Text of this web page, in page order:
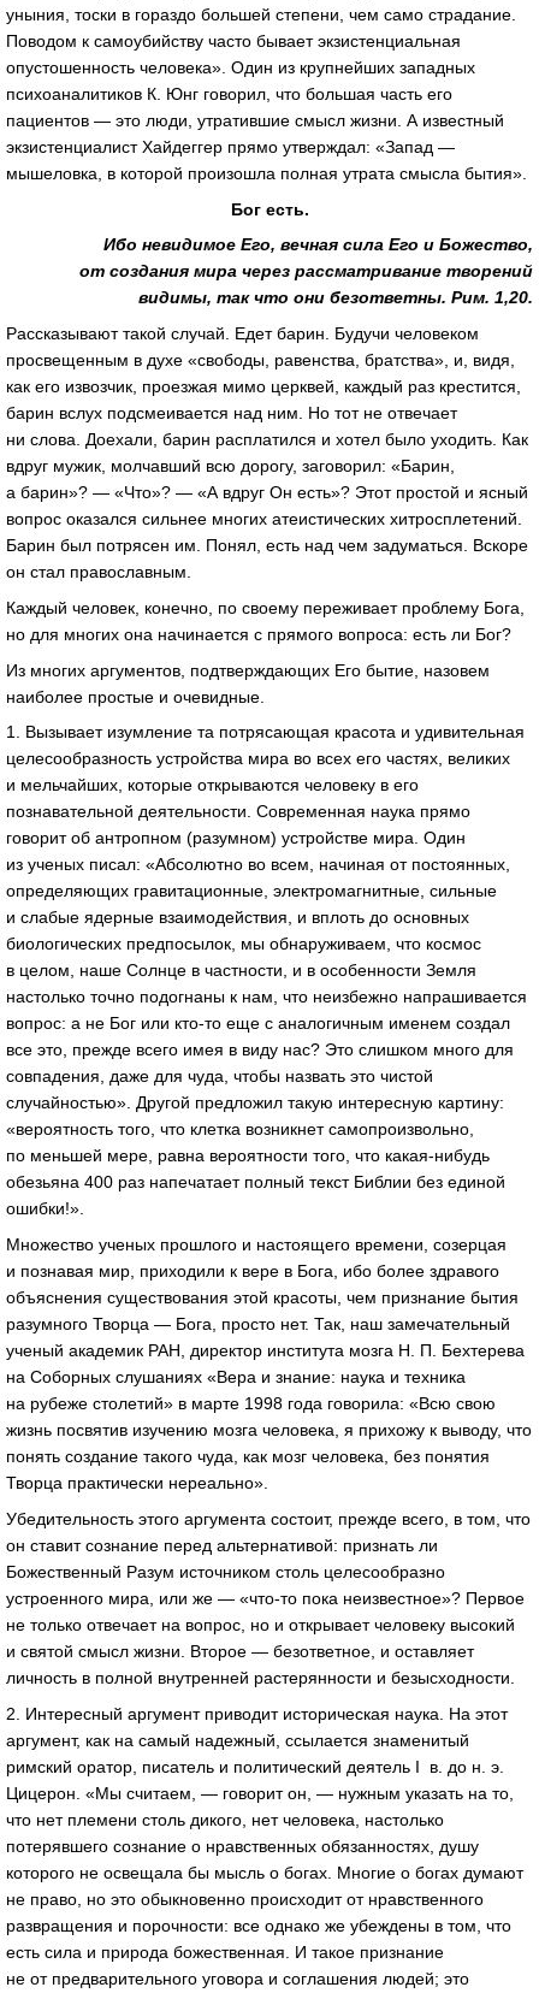
уныния, тоски в гораздо большей степени, чем само страдание.
Поводом к самоубийству часто бывает экзистенциальная
опустошенность человека». Один из крупнейших западных
психоаналитиков К. Юнг говорил, что большая часть его
пациентов — это люди, утратившие смысл жизни. А известный
экзистенциалист Хайдеггер прямо утверждал: «Запад —
мышеловка, в которой произошла полная утрата смысла бытия».
Бог есть.
Ибо невидимое Его, вечная сила Его и Божество,
от создания мира через рассматривание творений
видимы, так что они безответны. Рим. 1,20.
Рассказывают такой случай. Едет барин. Будучи человеком
просвещенным в духе «свободы, равенства, братства», и, видя,
как его извозчик, проезжая мимо церквей, каждый раз крестится,
барин вслух подсмеивается над ним. Но тот не отвечает
ни слова. Доехали, барин расплатился и хотел было уходить. Как
вдруг мужик, молчавший всю дорогу, заговорил: «Барин,
а барин»? — «Что»? — «А вдруг Он есть»? Этот простой и ясный
вопрос оказался сильнее многих атеистических хитросплетений.
Барин был потрясен им. Понял, есть над чем задуматься. Вскоре
он стал православным.
Каждый человек, конечно, по своему переживает проблему Бога,
но для многих она начинается с прямого вопроса: есть ли Бог?
Из многих аргументов, подтверждающих Его бытие, назовем
наиболее простые и очевидные.
1. Вызывает изумление та потрясающая красота и удивительная
целесообразность устройства мира во всех его частях, великих
и мельчайших, которые открываются человеку в его
познавательной деятельности. Современная наука прямо
говорит об антропном (разумном) устройстве мира. Один
из ученых писал: «Абсолютно во всем, начиная от постоянных,
определяющих гравитационные, электромагнитные, сильные
и слабые ядерные взаимодействия, и вплоть до основных
биологических предпосылок, мы обнаруживаем, что космос
в целом, наше Солнце в частности, и в особенности Земля
настолько точно подогнаны к нам, что неизбежно напрашивается
вопрос: а не Бог или кто-то еще с аналогичным именем создал
все это, прежде всего имея в виду нас? Это слишком много для
совпадения, даже для чуда, чтобы назвать это чистой
случайностью». Другой предложил такую интересную картину:
«вероятность того, что клетка возникнет самопроизвольно,
по меньшей мере, равна вероятности того, что какая-нибудь
обезьяна 400 раз напечатает полный текст Библии без единой
ошибки!».
Множество ученых прошлого и настоящего времени, созерцая
и познавая мир, приходили к вере в Бога, ибо более здравого
объяснения существования этой красоты, чем признание бытия
разумного Творца — Бога, просто нет. Так, наш замечательный
ученый академик РАН, директор института мозга Н. П. Бехтерева
на Соборных слушаниях «Вера и знание: наука и техника
на рубеже столетий» в марте 1998 года говорила: «Всю свою
жизнь посвятив изучению мозга человека, я прихожу к выводу, что
понять создание такого чуда, как мозг человека, без понятия
Творца практически нереально».
Убедительность этого аргумента состоит, прежде всего, в том, что
он ставит сознание перед альтернативой: признать ли
Божественный Разум источником столь целесообразно
устроенного мира, или же — «что-то пока неизвестное»? Первое
не только отвечает на вопрос, но и открывает человеку высокий
и святой смысл жизни. Второе — безответное, и оставляет
личность в полной внутренней растерянности и безысходности.
2. Интересный аргумент приводит историческая наука. На этот
аргумент, как на самый надежный, ссылается знаменитый
римский оратор, писатель и политический деятель I в. до н. э.
Цицерон. «Мы считаем, — говорит он, — нужным указать на то,
что нет племени столь дикого, нет человека, настолько
потерявшего сознание о нравственных обязанностях, душу
которого не освещала бы мысль о богах. Многие о богах думают
не право, но это обыкновенно происходит от нравственного
развращения и порочности: все однако же убеждены в том, что
есть сила и природа божественная. И такое признание
не от предварительного уговора и соглашения людей; это